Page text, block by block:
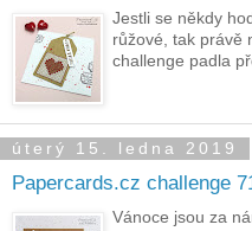
Jestli se někdy
růžové, tak právě
challenge padla
úterý 15. ledna 2019
Papercards.cz challenge
Vánoce jsou za